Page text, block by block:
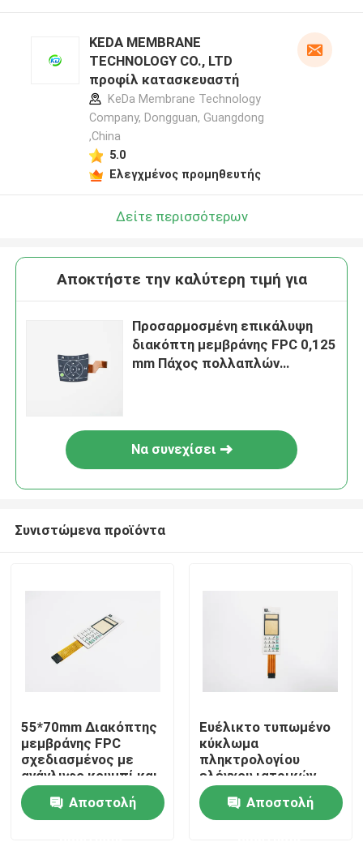
Αρχική Σελίδα
Προϊόντα
KEDA MEMBRANE
TECHNOLOGY CO., LTD
προφίλ κατασκευαστή
KeDa Membrane Technology
Company, Dongguan, Guangdong
,China
5.0
Ελεγχμένος προμηθευτής
Δείτε περισσότερων
Αποκτήστε την καλύτερη τιμή για
Προσαρμοσμένη επικάλυψη
διακόπτη μεμβράνης FPC 0,125
mm Πάχος πολλαπλών
Να συνεχίσει
Συνιστώμενα προϊόντα
55*70mm Διακόπτης
μεμβράνης FPC
σχεδιασμένος με
ανάγλυφο κουμπί και
τυπωμένο αγωγό
αργύρουΑποστολή
Ευέλικτο τυπωμένο
κύκλωμα
πληκτρολογίου
ελέγχου ιατρικών
συσκευών με
μεμβρανικό διακόπτη
με τυπωμένο αγωγό
Αποστολή